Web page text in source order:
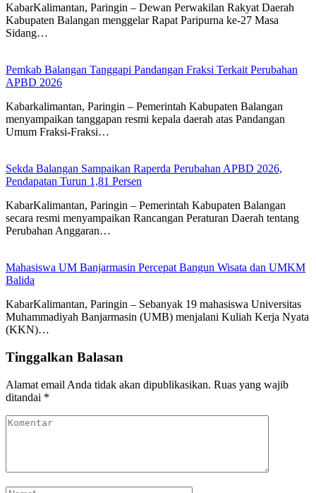
KabarKalimantan, Paringin – Dewan Perwakilan Rakyat Daerah
Kabupaten Balangan menggelar Rapat Paripurna ke-27 Masa
Sidang…
Pemkab Balangan Tanggapi Pandangan Fraksi Terkait Perubahan
APBD 2026
Kabarkalimantan, Paringin – Pemerintah Kabupaten Balangan
menyampaikan tanggapan resmi kepala daerah atas Pandangan
Umum Fraksi-Fraksi…
Sekda Balangan Sampaikan Raperda Perubahan APBD 2026,
Pendapatan Turun 1,81 Persen
KabarKalimantan, Paringin – Pemerintah Kabupaten Balangan
secara resmi menyampaikan Rancangan Peraturan Daerah tentang
Perubahan Anggaran…
Mahasiswa UM Banjarmasin Percepat Bangun Wisata dan UMKM
Balida
KabarKalimantan, Paringin – Sebanyak 19 mahasiswa Universitas
Muhammadiyah Banjarmasin (UMB) menjalani Kuliah Kerja Nyata
(KKN)…
Tinggalkan Balasan
Alamat email Anda tidak akan dipublikasikan. Ruas yang wajib
ditandai *